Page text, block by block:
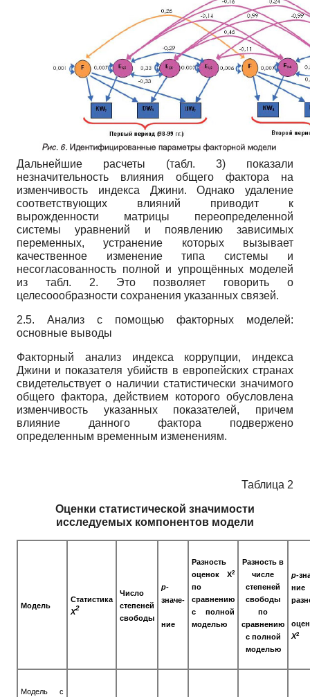
Дальнейшие расчеты (табл. 3) показали
незначительность влияния общего фактора на
изменчивость индекса Джини. Однако удаление
соответствующих влияний приводит к
вырожденности матрицы переопределенной
системы уравнений и появлению зависимых
переменных, устранение которых вызывает
качественное изменение типа системы и
несогласованность полной и упрощённых моделей
из табл. 2. Это позволяет говорить о
целесоообразности сохранения указанных связей.
2.5. Анализ с помощью факторных моделей:
основные выводы
Факторный анализ индекса коррупции, индекса
Джини и показателя убийств в европейских странах
свидетельствует о наличии статистически значимого
общего фактора, действием которого обусловлена
изменчивость указанных показателей, причем
влияние данного фактора подвержено
определенным временным изменениям.
Таблица 2
Оценки статистической значимости
исследуемых компонентов модели
Модель
Статистика
X2
Число
степеней
свободы
р-
значе-
ние
Разность
оценок X2
по
сравнению
с полной
моделью
Разность в
числе
степеней
свободы
по
сравнению
с полной
моделью
р-
ние
X2
Модель с